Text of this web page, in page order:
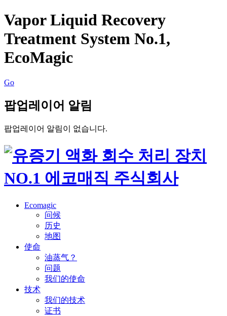
Vapor Liquid Recovery
Treatment System No.1,
EcoMagic
Go
팝업레이어 알림
팝업레이어 알림이 없습니다.
Ecomagic
问候
历史
地图
使命
油蒸气？
问题
我们的使命
技术
我们的技术
证书